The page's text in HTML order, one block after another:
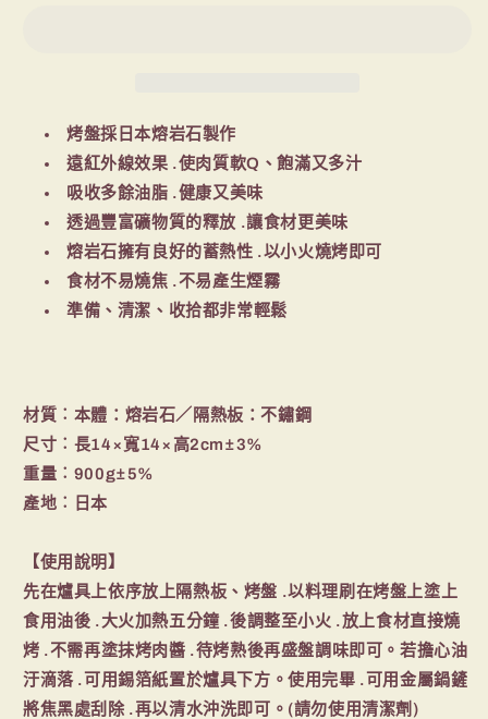
ST-
3102
數
減
少
ST-
3102
數
量
增
加
烤盤採日本熔岩石製作
遠紅外線效果 .使肉質軟Q、飽滿又多汁
吸收多餘油脂 .健康又美味
透過豐富礦物質的釋放 .讓食材更美味
熔岩石擁有良好的蓄熱性 .以小火燒烤即可
食材不易燒焦 .不易產生煙霧
準備、清潔、收拾都非常輕鬆
材質︰本體：熔岩石／隔熱板：不鏽鋼
尺寸︰長14×寬14×高2cm±3%
重量︰900g±5%
產地︰日本
【使用說明】
先在爐具上依序放上隔熱板、烤盤 .以料理刷在烤盤上塗上
食用油後 .大火加熱五分鐘 .後調整至小火 .放上食材直接燒
烤 .不需再塗抹烤肉醬 .待烤熟後再盛盤調味即可。若擔心油
汙滴落 .可用錫箔紙置於爐具下方。使用完畢 .可用金屬鍋鏟
將焦黑處刮除 .再以清水沖洗即可。(請勿使用清潔劑)